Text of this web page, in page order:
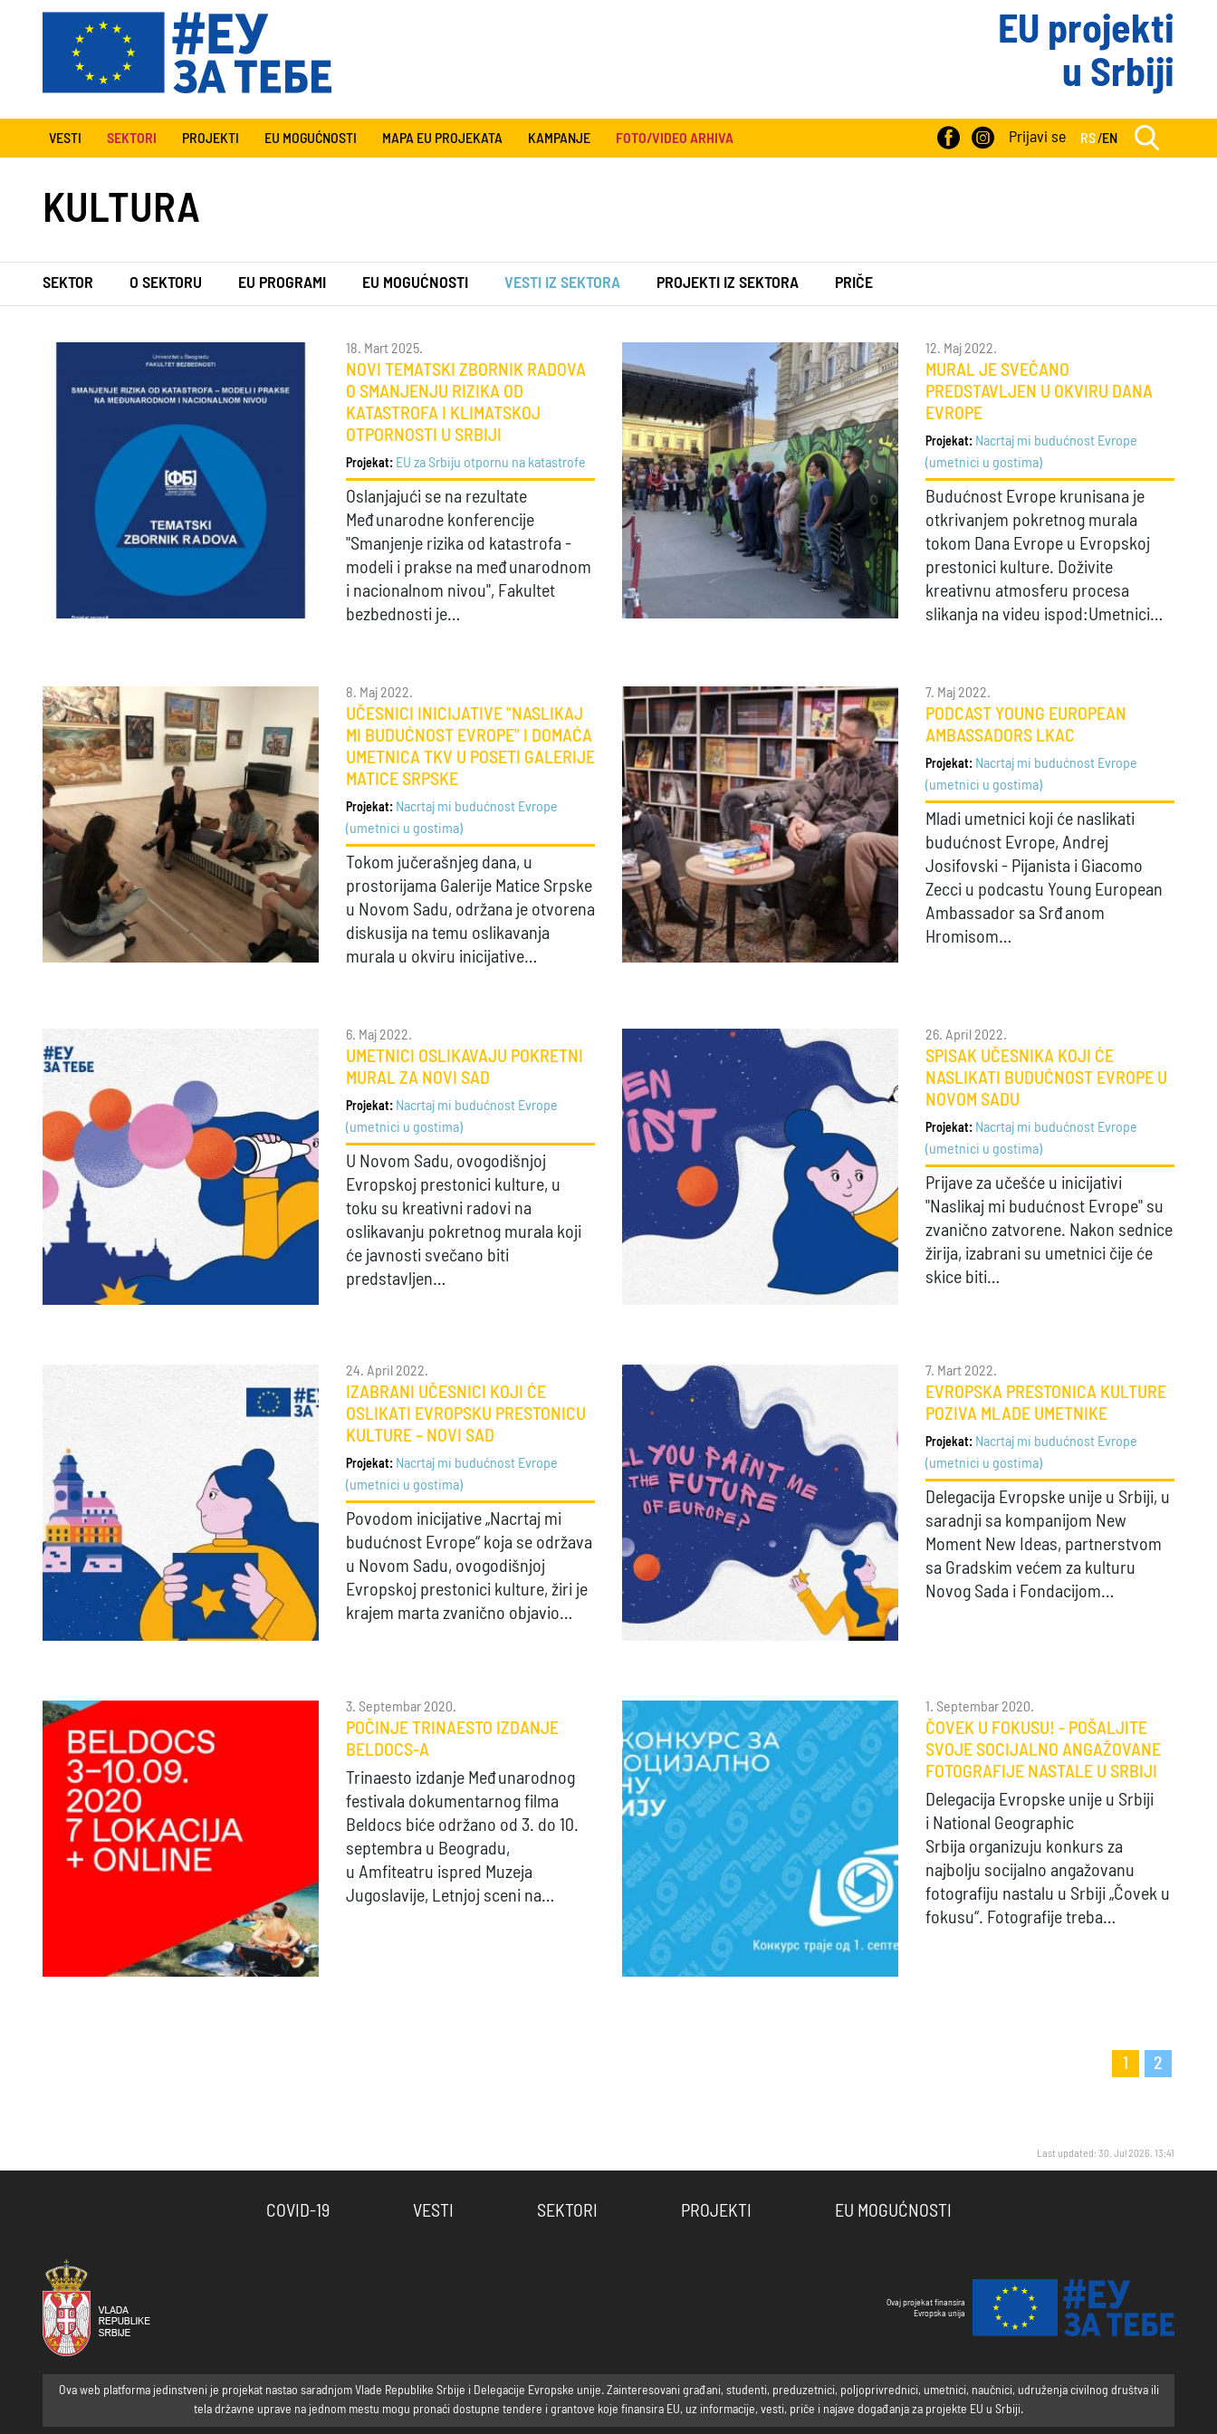
EU projekti
u Srbiji
VESTI SEKTORI PROJEKTI EU MOGUĆNOSTI MAPA EU PROJEKATA KAMPANJE FOTO/VIDEO ARHIVA Prijavi se RS/EN
KULTURA
SEKTOR O SEKTORU EU PROGRAMI EU MOGUĆNOSTI VESTI IZ SEKTORA PROJEKTI IZ SEKTORA PRIČE
18. Mart 2025.
NOVI TEMATSKI ZBORNIK RADOVA
O SMANJENJU RIZIKA OD
KATASTROFA I KLIMATSKOJ
OTPORNOSTI U SRBIJI
Projekat: EU za Srbiju otpornu na katastrofe
Oslanjajući se na rezultate
Međunarodne konferencije
"Smanjenje rizika od katastrofa -
modeli i prakse na međunarodnom
i nacionalnom nivou", Fakultet
bezbednosti je…
12. Maj 2022.
MURAL JE SVEČANO
PREDSTAVLJEN U OKVIRU DANA
EVROPE
Projekat: Nacrtaj mi budućnost Evrope
(umetnici u gostima)
Budućnost Evrope krunisana je
otkrivanjem pokretnog murala
tokom Dana Evrope u Evropskoj
prestonici kulture. Doživite
kreativnu atmosferu procesa
slikanja na videu ispod:Umetnici…
8. Maj 2022.
UČESNICI INICIJATIVE "NASLIKAJ
MI BUDUĆNOST EVROPE" I DOMAĆA
UMETNICA TKV U POSETI GALERIJE
MATICE SRPSKE
Projekat: Nacrtaj mi budućnost Evrope
(umetnici u gostima)
Tokom jučerašnjeg dana, u
prostorijama Galerije Matice Srpske
u Novom Sadu, održana je otvorena
diskusija na temu oslikavanja
murala u okviru inicijative…
7. Maj 2022.
PODCAST YOUNG EUROPEAN
AMBASSADORS LKAC
Projekat: Nacrtaj mi budućnost Evrope
(umetnici u gostima)
Mladi umetnici koji će naslikati
budućnost Evrope, Andrej
Josifovski - Pijanista i Giacomo
Zecci u podcastu Young European
Ambassador sa Srđanom
Hromisom…
6. Maj 2022.
UMETNICI OSLIKAVAJU POKRETNI
MURAL ZA NOVI SAD
Projekat: Nacrtaj mi budućnost Evrope
(umetnici u gostima)
U Novom Sadu, ovogodišnjoj
Evropskoj prestonici kulture, u
toku su kreativni radovi na
oslikavanju pokretnog murala koji
će javnosti svečano biti
predstavljen…
26. April 2022.
SPISAK UČESNIKA KOJI ĆE
NASLIKATI BUDUĆNOST EVROPE U
NOVOM SADU
Projekat: Nacrtaj mi budućnost Evrope
(umetnici u gostima)
Prijave za učešće u inicijativi
"Naslikaj mi budućnost Evrope" su
zvanično zatvorene. Nakon sednice
žirija, izabrani su umetnici čije će
skice biti…
24. April 2022.
IZABRANI UČESNICI KOJI ĆE
OSLIKATI EVROPSKU PRESTONICU
KULTURE – NOVI SAD
Projekat: Nacrtaj mi budućnost Evrope
(umetnici u gostima)
Povodom inicijative „Nacrtaj mi
budućnost Evrope“ koja se održava
u Novom Sadu, ovogodišnjoj
Evropskoj prestonici kulture, žiri je
krajem marta zvanično objavio…
7. Mart 2022.
EVROPSKA PRESTONICA KULTURE
POZIVA MLADE UMETNIKE
Projekat: Nacrtaj mi budućnost Evrope
(umetnici u gostima)
Delegacija Evropske unije u Srbiji, u
saradnji sa kompanijom New
Moment New Ideas, partnerstvom
sa Gradskim većem za kulturu
Novog Sada i Fondacijom…
3. Septembar 2020.
POČINJE TRINAESTO IZDANJE
BELDOCS-A
Trinaesto izdanje Međunarodnog
festivala dokumentarnog filma
Beldocs biće održano od 3. do 10.
septembra u Beogradu,
u Amfiteatru ispred Muzeja
Jugoslavije, Letnjoj sceni na…
1. Septembar 2020.
ČOVEK U FOKUSU! - POŠALJITE
SVOJE SOCIJALNO ANGAŽOVANE
FOTOGRAFIJE NASTALE U SRBIJI
Delegacija Evropske unije u Srbiji
i National Geographic
Srbija organizuju konkurs za
najbolju socijalno angažovanu
fotografiju nastalu u Srbiji „Čovek u
fokusu“. Fotografije treba…
1 2
Last updated: 30. Jul 2026. 13:41
COVID-19 VESTI SEKTORI PROJEKTI EU MOGUĆNOSTI
Ovaj projekat finansira
Evropska unija
Ova web platforma jedinstveni je projekat nastao saradnjom Vlade Republike Srbije i Delegacije Evropske unije. Zainteresovani građani, studenti, preduzetnici, poljoprivrednici, umetnici, naučnici, udruženja civilnog društva ili
tela državne uprave na jednom mestu mogu pronaći dostupne tendere i grantove koje finansira EU, uz informacije, vesti, priče i najave događanja za projekte EU u Srbiji.